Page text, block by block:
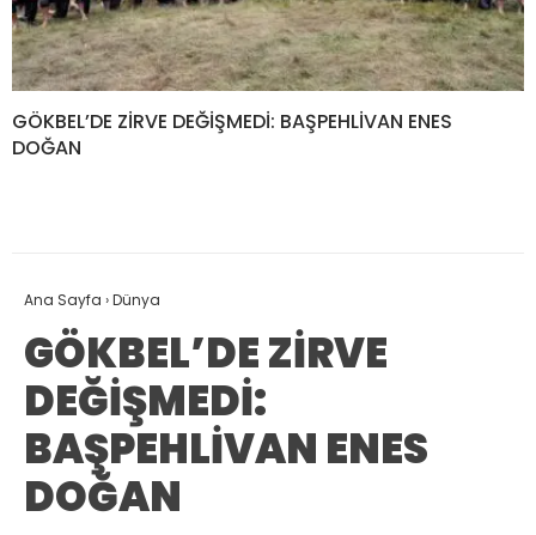
GÖKBEL’DE ZİRVE DEĞİŞMEDİ: BAŞPEHLİVAN ENES
DOĞAN
Ana Sayfa ›Dünya
GÖKBEL’DE ZİRVE
DEĞİŞMEDİ:
BAŞPEHLİVAN ENES
DOĞAN